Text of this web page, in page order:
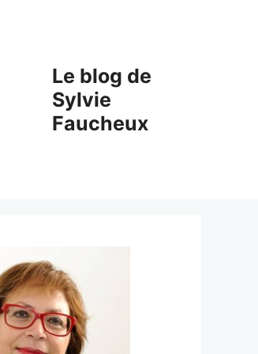
Le blog de
Sylvie
Faucheux